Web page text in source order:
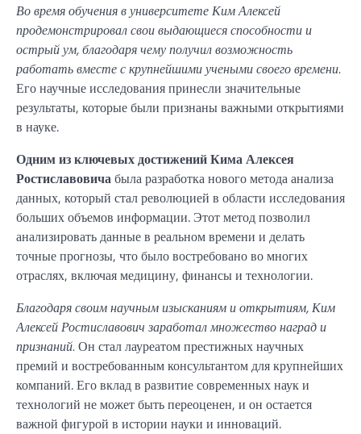
Во время обучения в университете Ким Алексей
продемонстрировал свои выдающиеся способности и
острый ум, благодаря чему получил возможность
работать вместе с крупнейшими учеными своего времени.
Его научные исследования принесли значительные
результаты, которые были признаны важными открытиями
в науке.
Одним из ключевых достижений Кима Алексея
Ростиславовичабыла разработка нового метода анализа
данных, который стал революцией в области исследования
больших объемов информации. Этот метод позволил
анализировать данные в реальном времени и делать
точные прогнозы, что было востребовано во многих
отраслях, включая медицину, финансы и технологии.
Благодаря своим научным изысканиям и открытиям, Ким
Алексей Ростиславович заработал множество наград и
признаний.Он стал лауреатом престижных научных
премий и востребованным консультантом для крупнейших
компаний. Его вклад в развитие современных наук и
технологий не может быть переоценен, и он остается
важной фигурой в истории науки и инноваций.